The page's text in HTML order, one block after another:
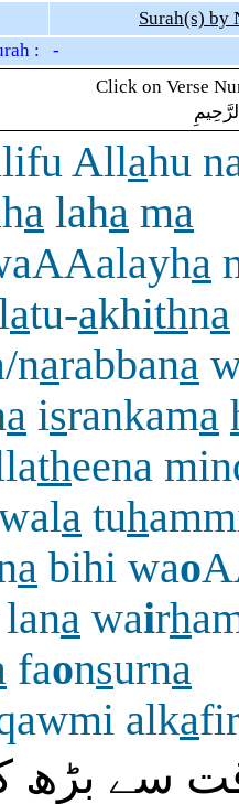
Surah(s) by
: -
Click on Verse
Allahu
a laha ma
a
atu-akhithna
narabbana
a isrankama
theena
a tuh
a bihi wao
a wairh
faonsurna
alka
سے بڑھ